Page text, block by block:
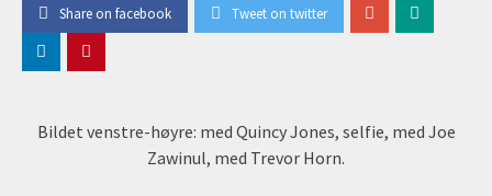
Share on facebook Tweet on twitter
Bildet venstre-høyre: med Quincy Jones, selfie, med Joe
Zawinul, med Trevor Horn.